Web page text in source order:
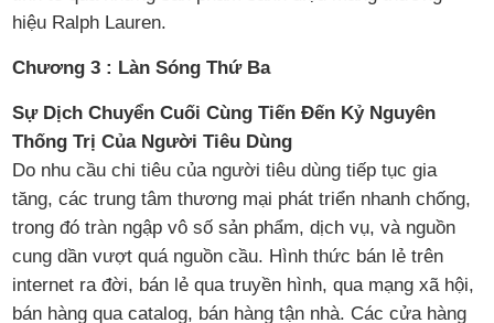
hiệu Ralph Lauren.
Chương 3 : Làn Sóng Thứ Ba
Sự Dịch Chuyển Cuối Cùng Tiến Đến Kỷ Nguyên
Thống Trị Của Người Tiêu Dùng
Do nhu cầu chi tiêu của người tiêu dùng tiếp tục gia
tăng, các trung tâm thương mại phát triển nhanh chống,
trong đó tràn ngập vô số sản phẩm, dịch vụ, và nguồn
cung dần vượt quá nguồn cầu. Hình thức bán lẻ trên
internet ra đời, bán lẻ qua truyền hình, qua mạng xã hội,
bán hàng qua catalog, bán hàng tận nhà. Các cửa hàng